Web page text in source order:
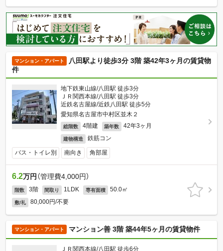
マンション・アパート
八田駅より徒歩3分 3階 築42年3ヶ月の賃貸物
件
地下鉄東山線/八田駅 徒歩3分
ＪＲ関西本線/八田駅 徒歩3分
近鉄名古屋線/近鉄八田駅 徒歩5分
愛知県名古屋市中村区並木２
総階数 4階建 築年数 42年3ヶ月
建物構造 鉄筋コン
バス・トイレ別 南向き 角部屋
6.2万円 （管理費4,000円）
階数 3階 間取り 1LDK 専有面積 50.0㎡
敷/礼 80,000円/不要
マンション・アパート マンション善 3階 築44年5ヶ月の賃貸物件
ＪＲ関西本線/八田駅 徒歩6分